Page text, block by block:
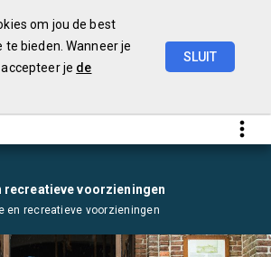
recreatieve voorzieningen
en recreatieve voorzieningen
om jou de best
bieden. Wanneer je
je de
SLUIT